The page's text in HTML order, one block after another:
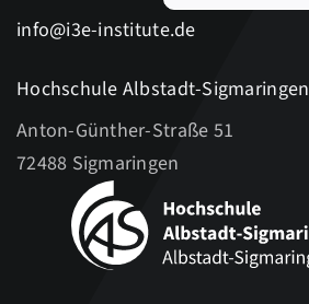
info@i3e-institute.de
Hochschule Albstadt-Sigmaringen
Anton-Günther-Straße 51
72488 Sigmaringen